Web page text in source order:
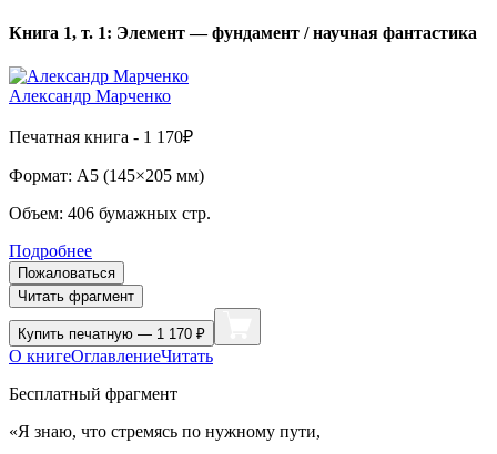
Книга 1, т. 1: Элемент — фундамент / научная фантастика
Александр Марченко
Печатная книга - 1 170₽
Формат: A5 (145×205 мм)
Объем: 406 бумажных стр.
Подробнее
Пожаловаться
Читать фрагмент
Купить печатную — 1 170 ₽
О книгеОглавлениеЧитать
Бесплатный фрагмент
«Я знаю, что стремясь по нужному пути,